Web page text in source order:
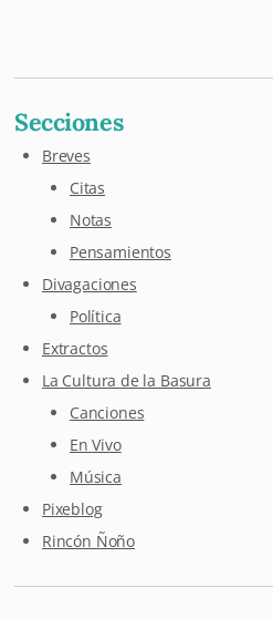
Secciones
Breves
Citas
Notas
Pensamientos
Divagaciones
Política
Extractos
La Cultura de la Basura
Canciones
En Vivo
Música
Pixeblog
Rincón Ñoño